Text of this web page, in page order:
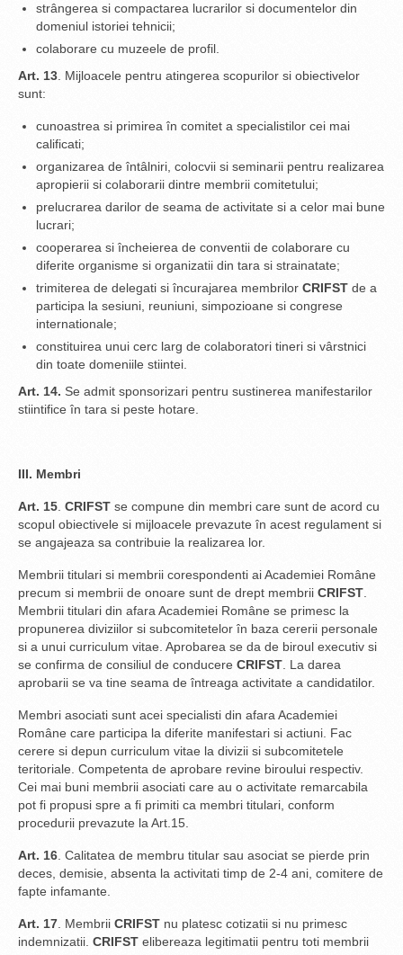
strângerea si compactarea lucrarilor si documentelor din
domeniul istoriei tehnicii;
colaborare cu muzeele de profil.
Art. 13 . Mijloacele pentru atingerea scopurilor si obiectivelor
sunt:
cunoastrea si primirea în comitet a specialistilor cei mai
calificati;
organizarea de întâlniri, colocvii si seminarii pentru realizarea
apropierii si colaborarii dintre membrii comitetului;
prelucrarea darilor de seama de activitate si a celor mai bune
lucrari;
cooperarea si încheierea de conventii de colaborare cu
diferite organisme si organizatii din tara si strainatate;
trimiterea de delegati si încurajarea membrilor CRIFST de a
participa la sesiuni, reuniuni, simpozioane si congrese
internationale;
constituirea unui cerc larg de colaboratori tineri si vârstnici
din toate domeniile stiintei.
Art. 14. Se admit sponsorizari pentru sustinerea manifestarilor
stiintifice în tara si peste hotare.
III. Membri
Art. 15 CRIFST se compune din membri care sunt de acord cu
scopul obiectivele si mijloacele prevazute în acest regulament si
se angajeaza sa contribuie la realizarea lor.
Membrii titulari si membrii corespondenti ai Academiei Române
precum si membrii de onoare sunt de drept membrii CRIFST
Membrii titulari din afara Academiei Române se primesc la
propunerea diviziilor si subcomitetelor în baza cererii personale
si a unui curriculum vitae. Aprobarea se da de biroul executiv si
se confirma de consiliul de conducere CRIFST . La darea
aprobarii se va tine seama de întreaga activitate a candidatilor.
Membri asociati sunt acei specialisti din afara Academiei
Române care participa la diferite manifestari si actiuni. Fac
cerere si depun curriculum vitae la divizii si subcomitetele
teritoriale. Competenta de aprobare revine biroului respectiv.
Cei mai buni membrii asociati care au o activitate remarcabila
pot fi propusi spre a fi primiti ca membri titulari, conform
procedurii prevazute la Art.15.
Art. 16 . Calitatea de membru titular sau asociat se pierde prin
deces, demisie, absenta la activitati timp de 2-4 ani, comitere de
fapte infamante.
Art. 17 . Membrii CRIFST nu platesc cotizatii si nu primesc
indemnizatii. CRIFST elibereaza legitimatii pentru toti membrii